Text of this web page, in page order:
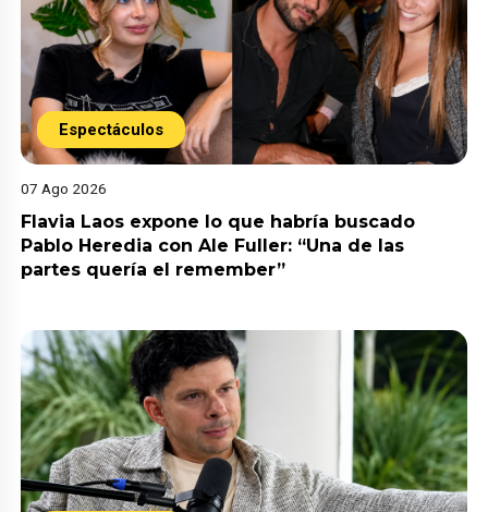
Espectáculos
07 Ago 2026
Flavia Laos expone lo que habría buscado
Pablo Heredia con Ale Fuller: “Una de las
partes quería el remember”